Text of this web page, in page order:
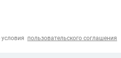
пользовательского соглашения